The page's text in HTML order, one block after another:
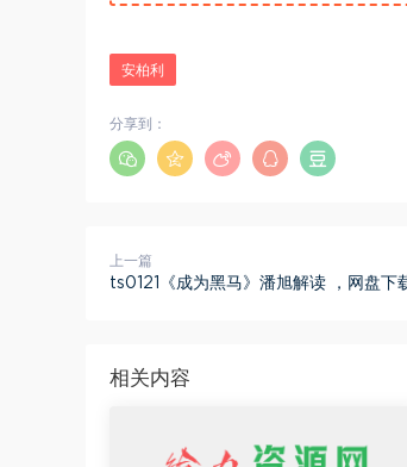
安柏利
分享到：
上一篇
ts0121《成为黑马》潘旭解读 ，网盘下
相关内容